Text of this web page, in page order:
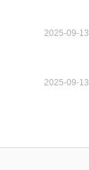
2025-09-13
2025-09-13